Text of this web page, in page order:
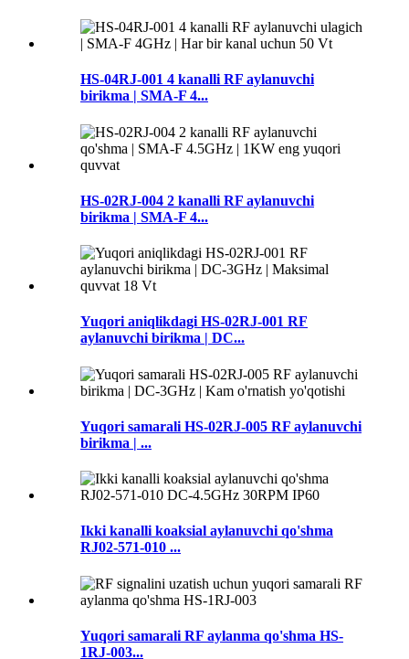
HS-04RJ-001 4 kanalli RF aylanuvchi
birikma | SMA-F 4...
HS-02RJ-004 2 kanalli RF aylanuvchi
birikma | SMA-F 4...
Yuqori aniqlikdagi HS-02RJ-001 RF
aylanuvchi birikma | DC...
Yuqori samarali HS-02RJ-005 RF aylanuvchi
birikma | ...
Ikki kanalli koaksial aylanuvchi qo'shma
RJ02-571-010 ...
Yuqori samarali RF aylanma qo'shma HS-
1RJ-003...